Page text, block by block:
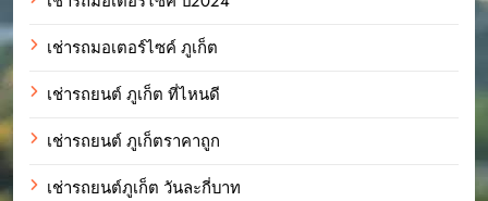
เช่ารถมอเตอร์ไซค์ ภูเก็ต
เช่ารถยนต์ ภูเก็ต ที่ไหนดี
เช่ารถยนต์ ภูเก็ตราคาถูก
เช่ารถยนต์ภูเก็ต วันละกี่บาท